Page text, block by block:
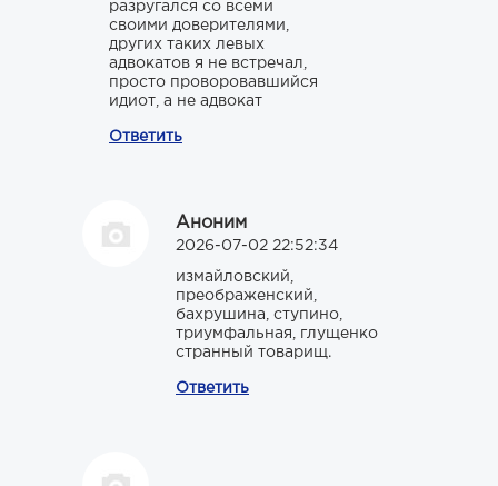
разругался со всеми
своими доверителями,
других таких левых
адвокатов я не встречал,
просто проворовавшийся
идиот, а не адвокат
Ответить
Аноним
2026-07-02 22:52:34
измайловский,
преображенский,
бахрушина, ступино,
триумфальная, глущенко
странный товарищ.
Ответить